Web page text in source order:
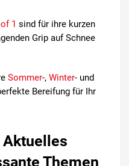
1 sind für ihre kurzen
Grip auf Schnee
Sommer-, Winter- und
Bereifung für Ihr
Aktuelles
Themen